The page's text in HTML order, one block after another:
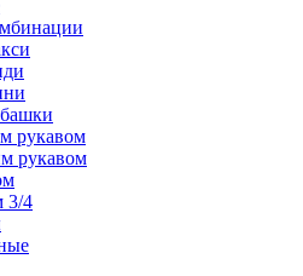
рукавом
рукавом
3/4